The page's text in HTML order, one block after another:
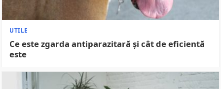
UTILE
Ce este zgarda antiparazitară și cât de eficientă
este